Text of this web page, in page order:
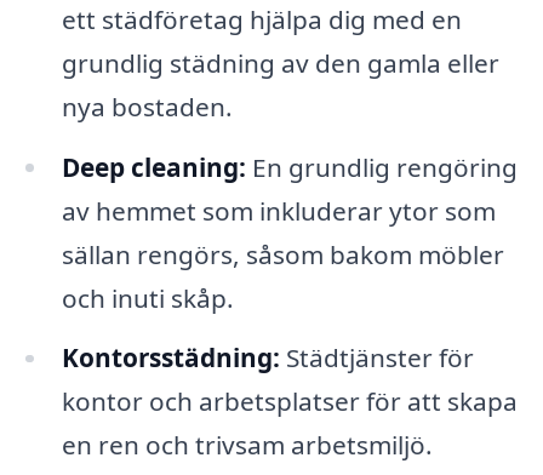
ett städföretag hjälpa dig med en
grundlig städning av den gamla eller
nya bostaden.
Deep cleaning: En grundlig rengöring
av hemmet som inkluderar ytor som
sällan rengörs, såsom bakom möbler
och inuti skåp.
Kontorsstädning: Städtjänster för
kontor och arbetsplatser för att skapa
en ren och trivsam arbetsmiljö.